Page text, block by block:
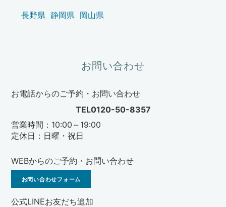
長野県 静岡県 岡山県
お問い合わせ
お電話からのご予約・お問い合わせ
TEL0120-50-8357
営業時間：10:00～19:00
定休日：日曜・祝日
WEBからのご予約・お問い合わせ
お問い合わせフォーム
公式LINEお友だち追加